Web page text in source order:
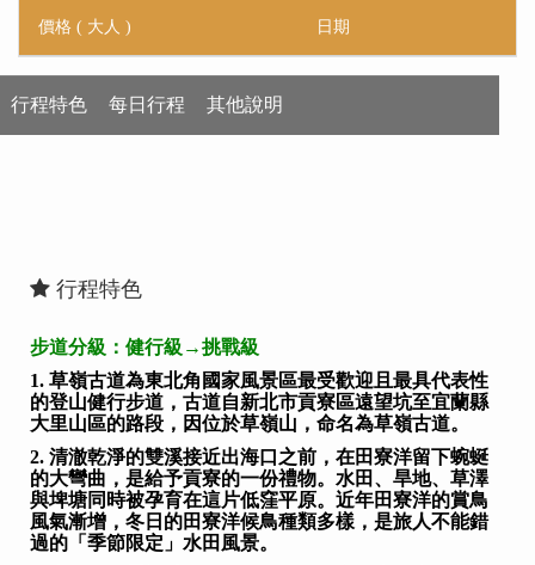
價格 ( 大人 ) 日期
行程特色 每日行程 其他說明
行程特色
步道分級：健行級→挑戰級
1. 草嶺古道為東北角國家風景區最受歡迎且最具代表性
的登山健行步道，古道自新北市貢寮區遠望坑至宜蘭縣
大里山區的路段，因位於草嶺山，命名為草嶺古道。
2. 清澈乾淨的雙溪接近出海口之前，在田寮洋留下蜿蜒
的大彎曲，是給予貢寮的一份禮物。水田、旱地、草澤
與埤塘同時被孕育在這片低窪平原。近年田寮洋的賞鳥
風氣漸增，冬日的田寮洋候鳥種類多樣，是旅人不能錯
過的「季節限定」水田風景。